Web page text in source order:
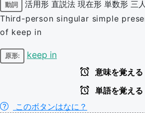
国）
語（イ
ス）
動詞 活用形 直説法 現在形 単数形 三
Third-person singular simple
of keep in
原形: keep in
意味を覚える
単語を覚える
このボタンはなに？